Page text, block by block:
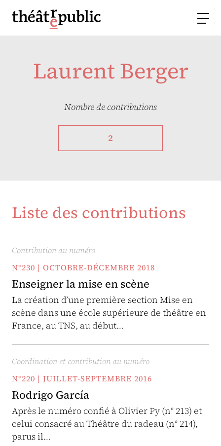
Laurent Berger
Nombre de contributions
2
Liste des contributions
Contribution au numéro
N°230 | OCTOBRE-DÉCEMBRE 2018
Enseigner la mise en scène
La création d’une première section Mise en
scène dans une école supérieure de théâtre en
France, au TNS, au début…
Coordination et contribution au numéro
N°220 | JUILLET-SEPTEMBRE 2016
Rodrigo García
Après le numéro confié à Olivier Py (n° 213) et
celui consacré au Théâtre du radeau (n° 214),
parus il…